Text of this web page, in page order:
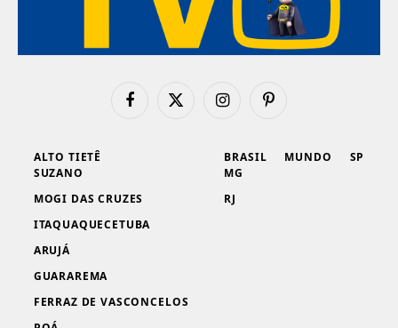
FacebookX
InstagramPinterest
ALTO TIETÊ
SUZANO
MOGI DAS CRUZES
ITAQUAQUECETUBA
ARUJÁ
GUARAREMA
FERRAZ DE VASCONCELOS
BRASIL
MG
RJ
MUNDO SP